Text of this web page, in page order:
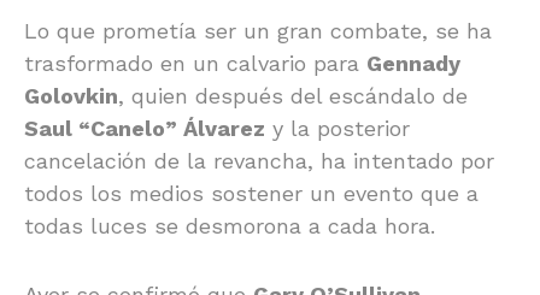
Lo que prometía ser un gran combate, se ha
trasformado en un calvario para Gennady
Golovkin, quien después del escándalo de
Saul “Canelo” Álvarez y la posterior
cancelación de la revancha, ha intentado por
todos los medios sostener un evento que a
todas luces se desmorona a cada hora.